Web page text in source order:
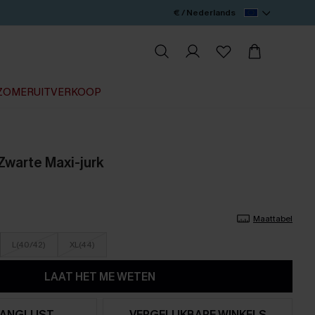
€ / Nederlands
Maxi-jurk
Maattabel
L(40/42) XL(44)
LAAT HET ME WETEN